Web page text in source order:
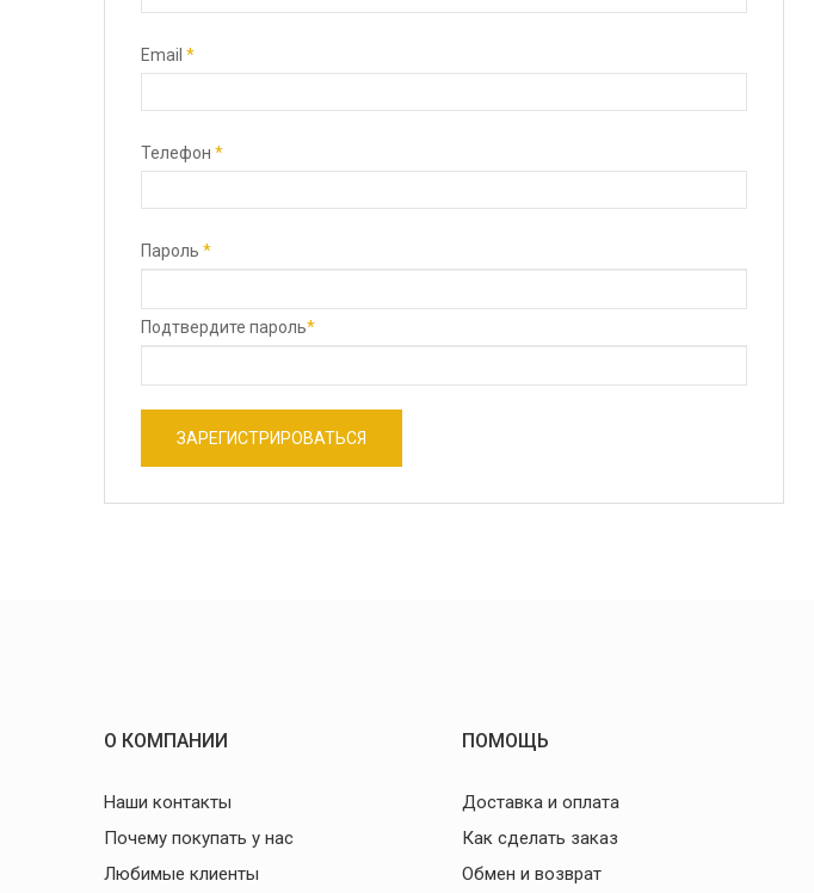
Email *
Телефон *
Пароль *
Подтвердите пароль*
О КОМПАНИИ
Наши контакты
Почему покупать у нас
Любимые клиенты
ПОМОЩЬ
Доставка и оплата
Как сделать заказ
Обмен и возврат